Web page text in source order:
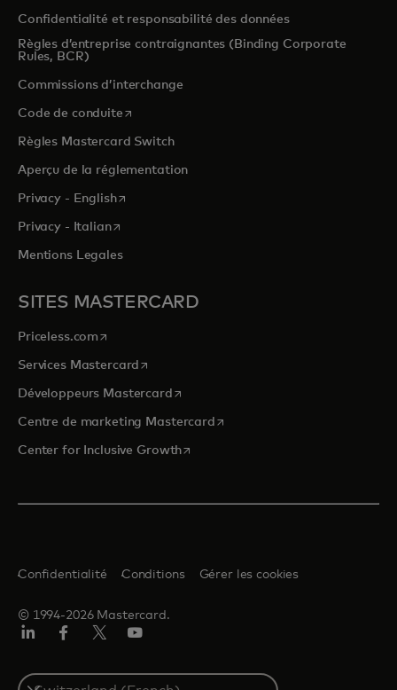
Confidentialité et responsabilité des données
Règles d’entreprise contraignantes (Binding Corporate
Rules, BCR)
Commissions d’interchange
Code de conduites’ouvre dans un nouvel onglet
Règles Mastercard Switch
Aperçu de la réglementation
Privacy - Englishs’ouvre dans un nouvel onglet
Privacy - Italians’ouvre dans un nouvel onglet
Mentions Legales
SITES MASTERCARD
Priceless.com s’ouvre dans un nouvel onglet
Services Mastercard s’ouvre dans un nouvel onglet
Développeurs Mastercards’ouvre dans un nouvel onglet
Centre de marketing Mastercards’ouvre dans un nouvel onglet
Center for Inclusive Growths’ouvre dans un nouvel onglet
© 1994-2026 Mastercard.
Confidentialité Conditions Gérer les cookies
Select